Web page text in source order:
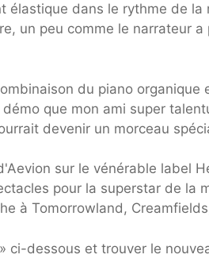
élastique dans le rythme de
un peu comme le narrateur
du piano
que mon ami super
devenir un morceau
sur le vénérable label
pour la superstar de la
à Tomorrowland,
ci-dessous et trouver le